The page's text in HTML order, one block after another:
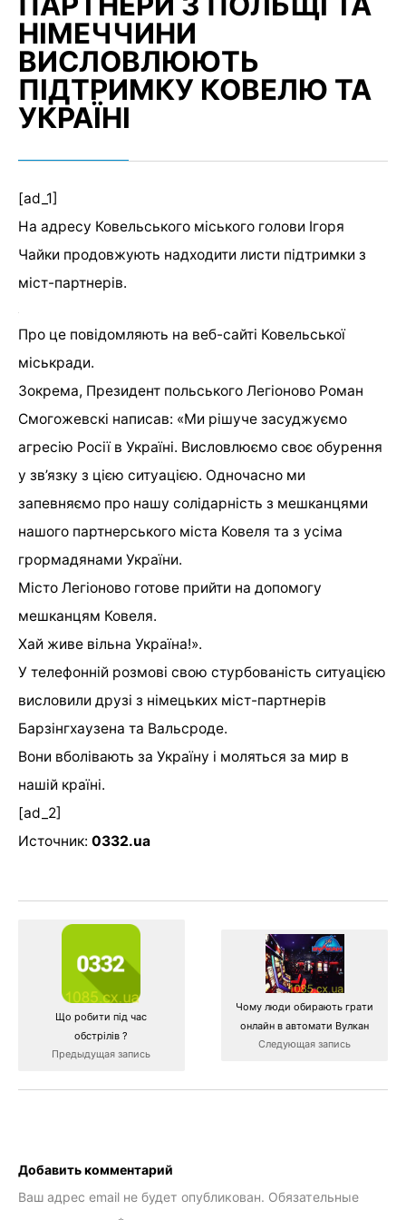
НІМЕЧЧИНИ
ВИСЛОВЛЮЮТЬ
ПІДТРИМКУ КОВЕЛЮ ТА
УКРАЇНІ
[ad_1]
На адресу Ковельського міського голови Ігоря
Чайки продовжують надходити листи підтримки з
міст-партнерів.
Про це повідомляють на веб-сайті Ковельської
міськради.
Зокрема, Президент польського Легіоново Роман
Смогожевскі написав: «Ми рішуче засуджуємо
агресію Росії в Україні. Висловлюємо своє обурення
у зв’язку з цією ситуацією. Одночасно ми
запевняємо про нашу солідарність з мешканцями
нашого партнерського міста Ковеля та з усіма
грормадянами України.
Місто Легіоново готове прийти на допомогу
мешканцям Ковеля.
Хай живе вільна Україна!».
У телефонній розмові свою стурбованість ситуацією
висловили друзі з німецьких міст-партнерів
Барзінгхаузена та Вальсроде.
Вони вболівають за Україну і моляться за мир в
нашій країні.
[ad_2]
Источник: 0332.ua
Що робити під час
обстрілів ?
Предыдущая запись
Чому люди обирають грати
онлайн в автомати Вулкан
Следующая запись
Добавить комментарий
Ваш адрес email не будет опубликован. Обязательные